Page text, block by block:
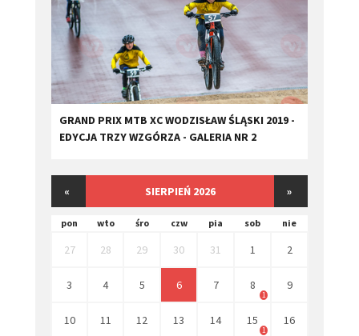
GRAND PRIX MTB XC WODZISŁAW ŚLĄSKI 2019 -
EDYCJA TRZY WZGÓRZA - GALERIA NR 2
« SIERPIEŃ 2026 »
pon wto śro czw pia sob nie
27 28 29 30 31 1 2
3 4 5 6 7 8
1
9
10 11 12 13 14 15
1
16